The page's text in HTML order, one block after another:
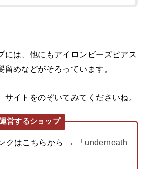
には、他にもアイロンビーズピアス
めなどがそろっています。
サイトをのぞいてみてくださいね。
営するショップ
クはこちらから → 「underneath